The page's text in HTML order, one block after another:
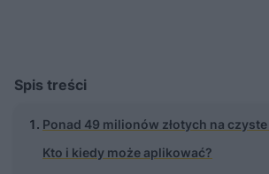
Spis treści
Ponad 49 milionów złotych na
Kto i kiedy może aplikować?